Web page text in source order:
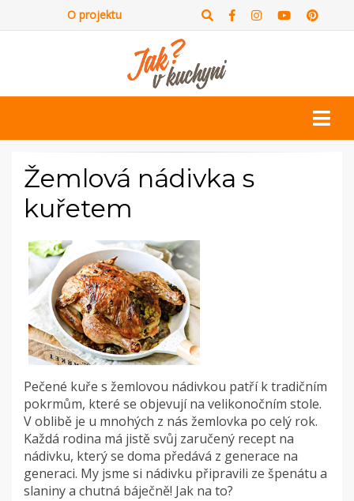
O projektu
Žemlová nádivka s
kuřetem
Pečené kuře s žemlovou nádivkou patří k tradičním
pokrmům, které se objevují na velikonočním stole.
V oblibě je u mnohých z nás žemlovka po celý rok.
Každá rodina má jistě svůj zaručený recept na
nádivku, který se doma předává z generace na
generaci. My jsme si nádivku připravili ze špenátu a
slaniny a chutná báječně! Jak na to?